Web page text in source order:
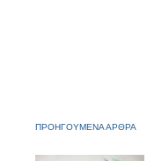
ΠΡΟΗΓΟΥΜΕΝΑ ΑΡΘΡΑ